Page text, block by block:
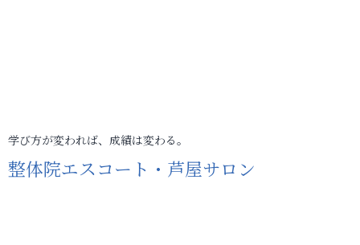
学び方が変われば、成績は変わる。
整体院エスコート・芦屋サロン